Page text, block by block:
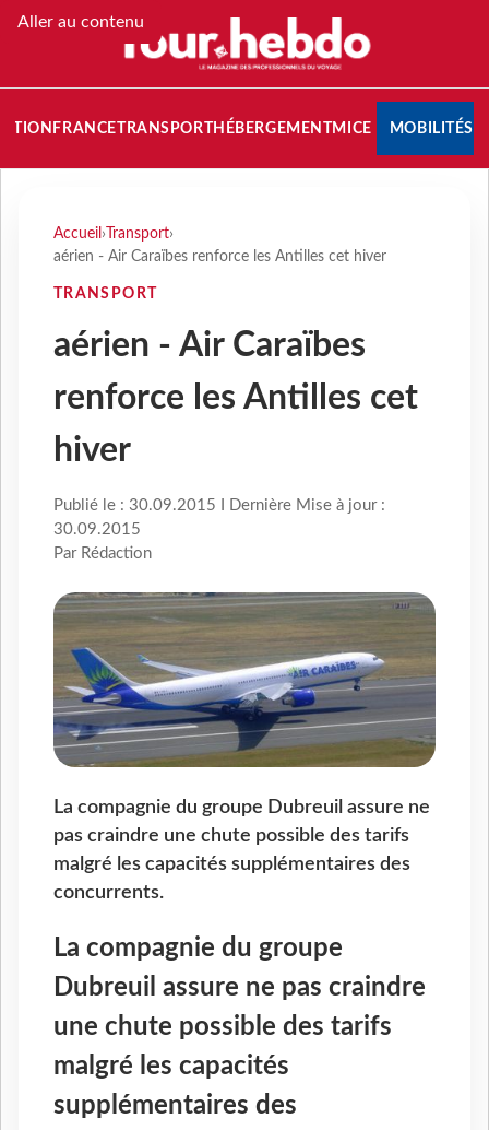
Aller au contenu
FRANCETRANSPORT HÉBERGEMENTMICE MOBILITÉS
Accueil › Transport›
aérien - Air Caraïbes renforce les Antilles cet hiver
TRANSPORT
aérien - Air Caraïbes
renforce les Antilles cet
hiver
Publié le : 30.09.2015 I Dernière Mise à jour :
30.09.2015
Par Rédaction
La compagnie du groupe Dubreuil assure ne
pas craindre une chute possible des tarifs
malgré les capacités supplémentaires des
concurrents.
La compagnie du groupe
Dubreuil assure ne pas craindre
une chute possible des tarifs
malgré les capacités
supplémentaires des